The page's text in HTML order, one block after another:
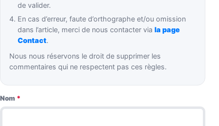
de valider.
En cas d’erreur, faute d’orthographe et/ou omission
dans l’article, merci de nous contacter viala page
Contact.
Nous nous réservons le droit de supprimer les
commentaires qui ne respectent pas ces règles.
Nom *